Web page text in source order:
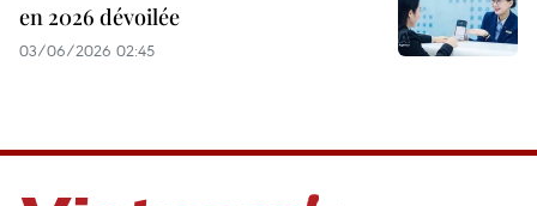
en 2026 dévoilée
03/06/2026 02:45